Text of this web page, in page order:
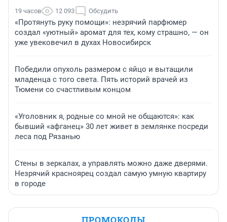
19 часов 12 093 Обсудить
«Протянуть руку помощи»: незрячий парфюмер
создал «уютный» аромат для тех, кому страшно, — он
уже увековечил в духах Новосибирск
Победили опухоль размером с яйцо и вытащили
младенца с того света. Пять историй врачей из
Тюмени со счастливым концом
«Уголовник я, родные со мной не общаются»: как
бывший «афганец» 30 лет живет в землянке посреди
леса под Рязанью
Стены в зеркалах, а управлять можно даже дверями.
Незрячий красноярец создал самую умную квартиру
в городе